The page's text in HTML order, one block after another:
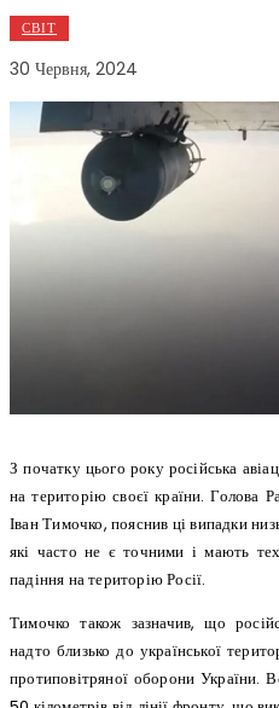
СВІТ
30 Червня, 2024
З початку цього року російська
на територію своєї країни. Голова
Іван Тимочко, пояснив ці випадки
які часто не є точними і мають
падіння на територію Росії.
Тимочко також зазначив, що
надто близько до української
протиповітряної оборони України.